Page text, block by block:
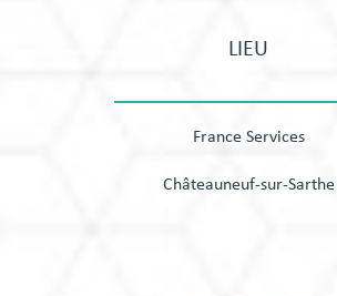
LIEU
France Services
Châteauneuf-sur-Sarthe